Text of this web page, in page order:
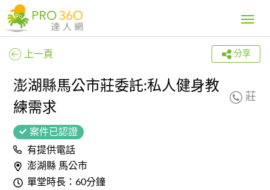
Toggle
上一頁 分享
澎湖縣馬公市莊委託:私人健身教
練需求
莊
案件已認證
有提供電話
澎湖縣 馬公市
單堂時長：60分鐘